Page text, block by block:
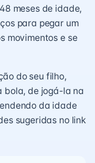
meses de idade,
para pegar um
movimentos e se
do seu filho,
bola, de jogá-la na
da idade
sugeridas no link